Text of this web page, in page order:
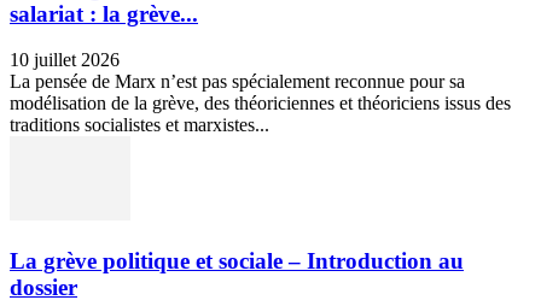
salariat : la grève...
10 juillet 2026
La pensée de Marx n’est pas spécialement reconnue pour sa
modélisation de la grève, des théoriciennes et théoriciens issus des
traditions socialistes et marxistes...
La grève politique et sociale – Introduction au
dossier